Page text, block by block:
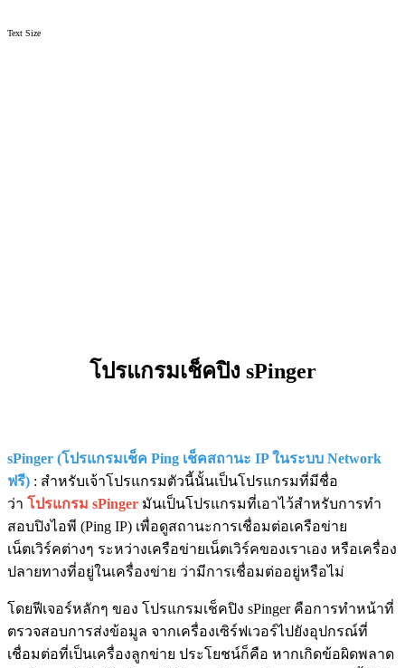
Text Size
โปรแกรมเช็คปิง sPinger
sPinger (โปรแกรมเช็ค Ping เช็คสถานะ IP ในระบบ Network
ฟรี) : สำหรับเจ้าโปรแกรมตัวนี้นั้นเป็นโปรแกรมที่มีชื่อ
ว่า โปรแกรม sPinger มันเป็นโปรแกรมที่เอาไว้สำหรับการทำ
สอบปิงไอพี (Ping IP) เพื่อดูสถานะการเชื่อมต่อเครือข่าย
เน็ตเวิร์คต่างๆ ระหว่างเครือข่ายเน็ตเวิร์คของเราเอง หรือเครื่อง
ปลายทางที่อยู่ในเครื่องข่าย ว่ามีการเชื่อมต่ออยู่หรือไม่
โดยฟีเจอร์หลักๆ ของ โปรแกรมเช็คปิง sPinger คือการทำหน้าที่
ตรวจสอบการส่งข้อมูล จากเครื่องเซิร์ฟเวอร์ไปยังอุปกรณ์ที่
เชื่อมต่อที่เป็นเครื่องลูกข่าย ประโยชน์ก็คือ หากเกิดข้อผิดพลาด